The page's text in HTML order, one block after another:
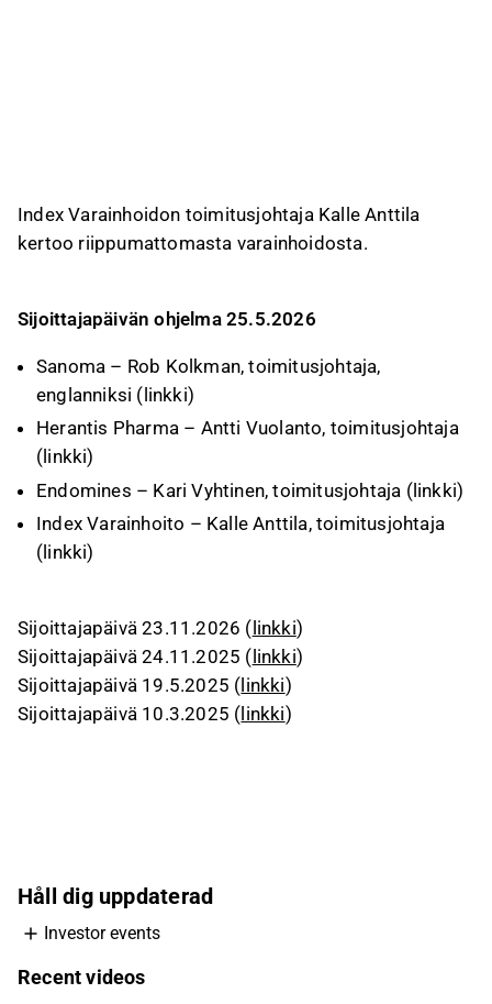
varainhoitajien keskimääräinen kokemus on yli
20 vuotta, ja kulut raportoidaan asiakkaille
Tämä sisältö on tekoälyn tuottamaa videon transkriptin pohjalta. Voit
palautetta
Inderesin foorumilla
Index Varainhoidon toimitusjohtaja Kalle Anttila
kertoo riippumattomasta varainhoidosta.
Sijoittajapäivän ohjelma 25.5.2026
Sanoma – Rob Kolkman, toimitusjohtaja,
englanniksi ( linkki)
Herantis Pharma – Antti Vuolanto, toimitusjohtaja
( linkki)
Endomines – Kari Vyhtinen, toimitusjohtaja (linkki)
Index Varainhoito – Kalle Anttila, toimitusjohtaja
(linkki)
Sijoittajapäivä 23.11.2026 (linkki)
Sijoittajapäivä 24.11.2025 (linkki)
Sijoittajapäivä 19.5.2025 (linkki)
Sijoittajapäivä 10.3.2025 (linkki)
Håll dig uppdaterad
Investor events
Recent videos